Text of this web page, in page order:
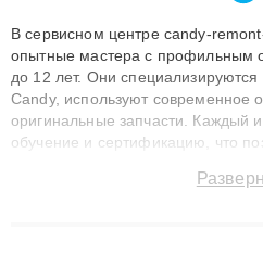
В сервисном центре candy-
опытные мастера с профильным
до 12 лет. Они
Candy, используют современное
оригинальные запчасти. Каждый
обучение и сертификацию, что
сохранением гарантии до 3 лет.